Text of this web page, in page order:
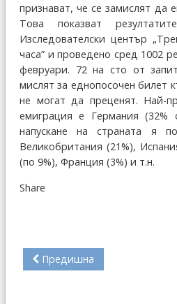
признават, че се замислят да
Това показват
Изследователски център
часа” и проведено сред 1002
февруари. 72 на сто от
мислят за еднопосочен билет
не могат да преценят. Най-
емиграция е Германия (32%
напускане на страната я
Великобритания (21%),
(по 9%), Франция (3%) и т.н.
Share
Предишна